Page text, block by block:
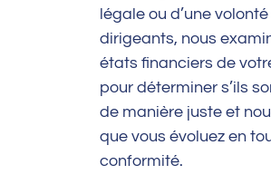
légale ou d’une
dirigeants, nous
états financiers de
pour déterminer s’ils
de manière juste et
que vous évoluez en
conformité.